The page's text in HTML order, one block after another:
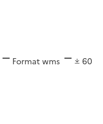
Format wms
60